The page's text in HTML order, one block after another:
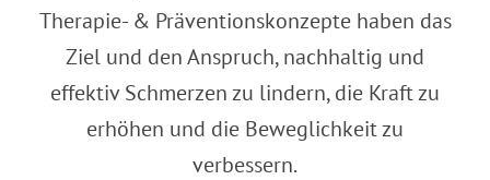
Therapie- & Präventionskonzepte haben das
Ziel und den Anspruch, nachhaltig und
effektiv Schmerzen zu lindern, die Kraft zu
erhöhen und die Beweglichkeit zu
verbessern.